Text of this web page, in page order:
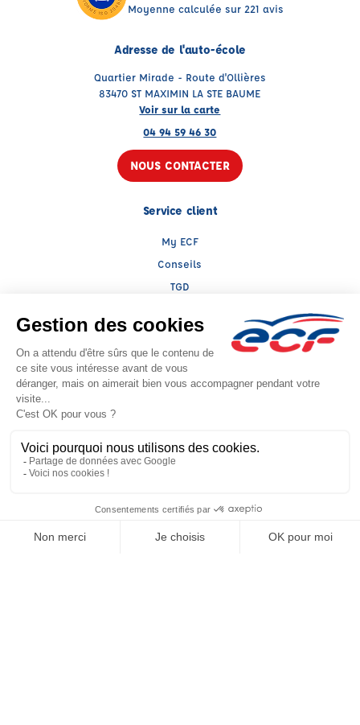
Moyenne calculée sur 221 avis
Adresse de l'auto-école
Quartier Mirade - Route d'Ollières
83470 ST MAXIMIN LA STE BAUME
Voir sur la carte
04 94 59 46 30
NOUS CONTACTER
Service client
My ECF
Conseils
TGD
Le groupe ECF
Présentation
Trouver une agence
Actualités
Facebook (nouvelle fenêtre)
Instagram (nouvelle fenêtre)
LinkedIn (nouvelle fenêtre)
YouTube (nouvelle fenêtre)
TikTok (nouvelle
Raison sociale : AE SAINT MAXIMIN - Capital social: 1000€